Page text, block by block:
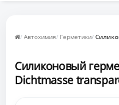
Автохимия Герметики
Силиконовый
Dichtmasse